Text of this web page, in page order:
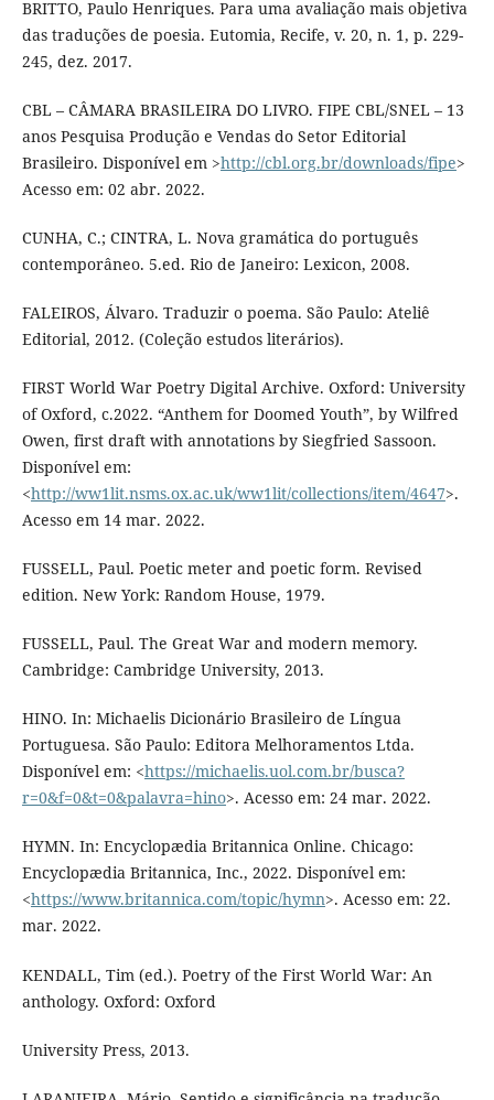
BRITTO, Paulo Henriques. Para uma avaliação mais objetiva
das traduções de poesia. Eutomia, Recife, v. 20, n. 1, p. 229-
245, dez. 2017.
CBL – CÂMARA BRASILEIRA DO LIVRO. FIPE CBL/SNEL – 13
anos Pesquisa Produção e Vendas do Setor Editorial
Brasileiro. Disponível em >http://cbl.org.br/downloads/fipe>
Acesso em: 02 abr. 2022.
CUNHA, C.; CINTRA, L. Nova gramática do português
contemporâneo. 5.ed. Rio de Janeiro: Lexicon, 2008.
FALEIROS, Álvaro. Traduzir o poema. São Paulo: Ateliê
Editorial, 2012. (Coleção estudos literários).
FIRST World War Poetry Digital Archive. Oxford: University
of Oxford, c.2022. “Anthem for Doomed Youth”, by Wilfred
Owen, first draft with annotations by Siegfried Sassoon.
Disponível em:
<http://ww1lit.nsms.ox.ac.uk/ww1lit/collections/item/4647>.
Acesso em 14 mar. 2022.
FUSSELL, Paul. Poetic meter and poetic form. Revised
edition. New York: Random House, 1979.
FUSSELL, Paul. The Great War and modern memory.
Cambridge: Cambridge University, 2013.
HINO. In: Michaelis Dicionário Brasileiro de Língua
Portuguesa. São Paulo: Editora Melhoramentos Ltda.
Disponível em: <https://michaelis.uol.com.br/busca?
r=0&f=0&t=0&palavra=hino>. Acesso em: 24 mar. 2022.
HYMN. In: Encyclopædia Britannica Online. Chicago:
Encyclopædia Britannica, Inc., 2022. Disponível em:
<https://www.britannica.com/topic/hymn>. Acesso em: 22.
mar. 2022.
KENDALL, Tim (ed.). Poetry of the First World War: An
anthology. Oxford: Oxford
University Press, 2013.